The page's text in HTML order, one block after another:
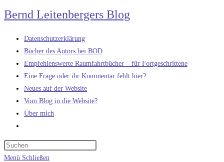
Zum
Inhalt
springen
Bernd Leitenbergers Blog
Datenschutzerklärung
Bücher des Autors bei BOD
Empfehlenswerte Raumfahrtbücher – für Fortgeschrittene
Eine Frage oder ihr Kommentar fehlt hier?
Neues auf der Website
Vom Blog in die Website?
Über mich
umschalten
Menü Schließen